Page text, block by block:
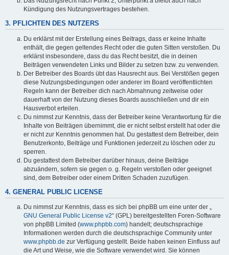
Kündigung des Nutzungsvertrages bestehen.
3. PFLICHTEN DES NUTZERS
Du erklärst mit der Erstellung eines Beitrags, dass er keine Inhalte
enthält, die gegen geltendes Recht oder die guten Sitten verstoßen. Du
erklärst insbesondere, dass du das Recht besitzt, die in deinen
Beiträgen verwendeten Links und Bilder zu setzen bzw. zu verwenden.
Der Betreiber des Boards übt das Hausrecht aus. Bei Verstößen gegen
diese Nutzungsbedingungen oder anderer im Board veröffentlichten
Regeln kann der Betreiber dich nach Abmahnung zeitweise oder
dauerhaft von der Nutzung dieses Boards ausschließen und dir ein
Hausverbot erteilen.
Du nimmst zur Kenntnis, dass der Betreiber keine Verantwortung für die
Inhalte von Beiträgen übernimmt, die er nicht selbst erstellt hat oder die
er nicht zur Kenntnis genommen hat. Du gestattest dem Betreiber, dein
Benutzerkonto, Beiträge und Funktionen jederzeit zu löschen oder zu
sperren.
Du gestattest dem Betreiber darüber hinaus, deine Beiträge
abzuändern, sofern sie gegen o. g. Regeln verstoßen oder geeignet
sind, dem Betreiber oder einem Dritten Schaden zuzufügen.
4. GENERAL PUBLIC LICENSE
Du nimmst zur Kenntnis, dass es sich bei phpBB um eine unter der „
GNU General Public License v2“ (GPL) bereitgestellten Foren-Software
von phpBB Limited (www.phpbb.com) handelt; deutschsprachige
Informationen werden durch die deutschsprachige Community unter
www.phpbb.de zur Verfügung gestellt. Beide haben keinen Einfluss auf
die Art und Weise, wie die Software verwendet wird. Sie können